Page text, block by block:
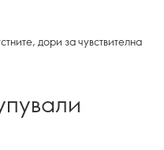
дори за чувствителна